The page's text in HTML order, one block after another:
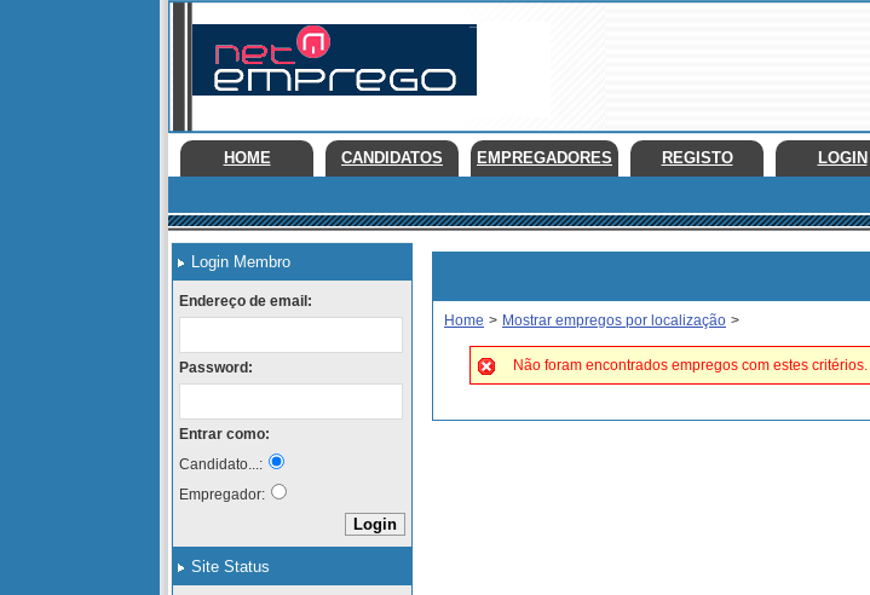
HOME CANDIDATOS EMPREGADORES REGISTO LOGIN
Login Membro
Endereço de email:
Password:
Entrar como:
Candidato...:
Empregador:
Site Status
Home > Mostrar empregos por localização >
Não foram encontrados empregos com estes critérios.